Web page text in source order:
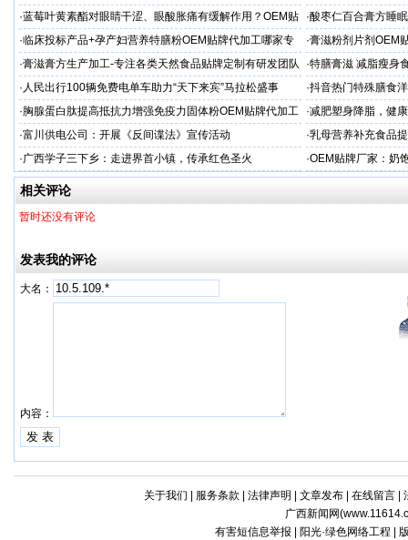
·蓝莓叶黄素酯对眼睛干涩、眼酸胀痛有缓解作用？OEM贴
牌代工
·酸枣仁百合膏方睡
厂
·临床投标产品+孕产妇营养特膳粉OEM贴牌代加工哪家专
业
·膏滋粉剂片剂OEM
·膏滋膏方生产加工-专注各类天然食品贴牌定制有研发团队
厂家
·特膳膏滋 减脂瘦身
务商
· 人民出行100辆免费电单车助力“天下来宾”马拉松盛事 ·抖音热门特殊膳食
牌加工
· 胸腺蛋白肽提高抵抗力增强免疫力固体粉OEM贴牌代加工
服务商
·减肥塑身降脂，健
服务商
·富川供电公司：开展《反间谍法》宣传活动 ·乳母营养补充食品
工
·广西学子三下乡：走进界首小镇，传承红色圣火 ·OEM贴牌厂家：奶
一步！
相关评论
暂时还没有评论
发表我的评论
大名：
内容：
关于我们 服务条款 法律声明 文章发布| 在线留言|
广西新闻网(
有害短信息举报 | 阳光·绿色网络工程 |